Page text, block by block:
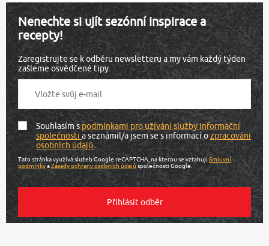
Nenechte si ujít sezónní inspirace a
recepty!
Zaregistrujte se k odběru newsletteru a my vám každý týden
zašleme osvědčené tipy.
Souhlasím spodmínkami pro užívání služby informační
společnostia seznámil/a jsem se s informací ozpracování
osobních údajů.
Tato stránka využívá služeb Google reCAPTCHA, na kterou se vztahujíSmluvní
podmínkyaZásady ochrany osobních údajů společnosti Google.